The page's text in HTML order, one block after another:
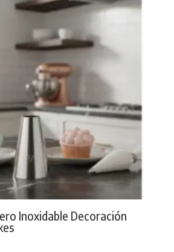
Inoxidable Decoración